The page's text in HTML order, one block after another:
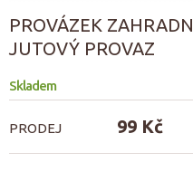
PROVÁZEK
JUTOVÝ PROVAZ
Skladem
PRODEJ 99 Kč